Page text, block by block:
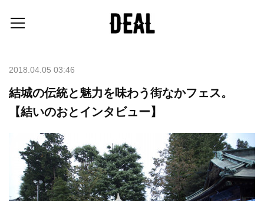
2018.04.05 03:46
結城の伝統と魅力を味わう街なかフェス。
【結いのおとインタビュー】